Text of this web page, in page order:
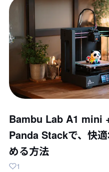
Bambu Lab A1 mini
Panda Stackで、快
める方法
1